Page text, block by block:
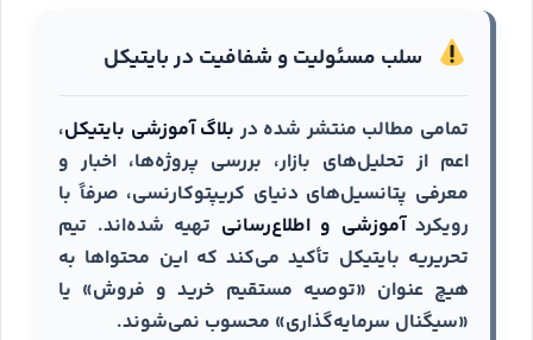
سلب مسئولیت و شفافیت در بایتیکل
تمامی مطالب منتشر شده در بلاگ آموزشی بایتیکل،
اعم از تحلیل‌های بازار، بررسی پروژه‌ها، اخبار و
معرفی پتانسیل‌های دنیای کریپتوکارنسی، صرفاً با
رویکردآموزشی و اطلاع‌رسانی تهیه شده‌اند. تیم
تحریریه بایتیکل تأکید می‌کند که این محتواها به
هیچ عنوان «توصیه مستقیم خرید و فروش» یا
«سیگنال سرمایه‌گذاری» محسوب نمی‌شوند.